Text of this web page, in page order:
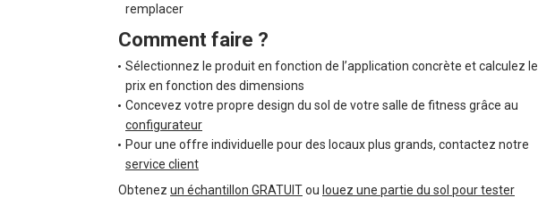
remplacer
Comment faire ?
Sélectionnez le produit en fonction de l’application concrète et calculez le
prix en fonction des dimensions
Concevez votre propre design du sol de votre salle de fitness grâce au
configurateur
Pour une offre individuelle pour des locaux plus grands, contactez notre
service client
Obtenez un échantillon GRATUITou louez une partie du sol pour tester